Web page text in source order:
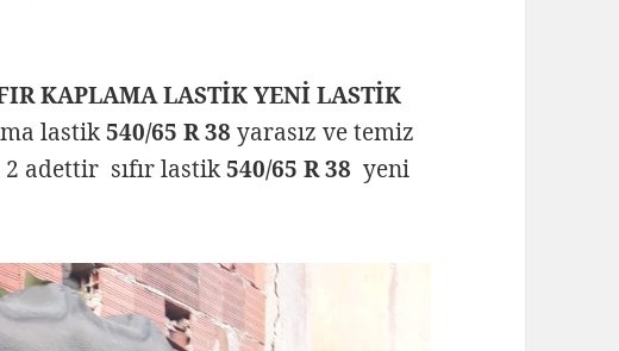
KAPLAMA LASTİK YENİ LASTİK
lastik540/65 R 38yarasız ve temiz
2 adettir sıfır lastik540/65 R 38 yeni